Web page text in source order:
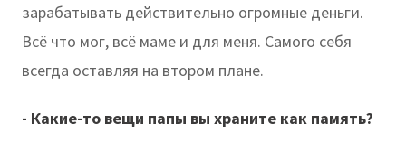
зарабатывать действительно огромные деньги.
Всё что мог, всё маме и для меня. Самого себя
всегда оставляя на втором плане.
- Какие-то вещи папы вы храните как память?